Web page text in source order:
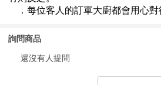
詢問商品
還沒有人提問